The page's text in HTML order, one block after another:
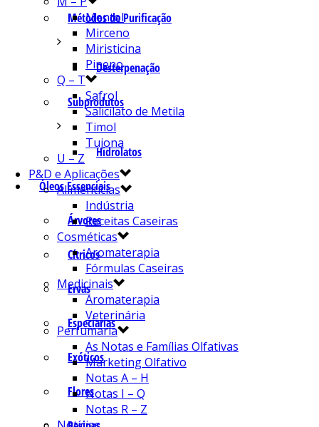
Métodos de Purificação
Desterpenação
Subprodutos
Hidrolatos
Óleos Essenciais
Árvores
Cítricos
Ervas
Especiarias
Exóticos
Flores
Mentol
Mirceno
Miristicina
Pineno
Q – T
Safrol
Salicilato de Metila
Timol
Tujona
U – Z
P&D e Aplicações
Alimentícias
Indústria
Receitas Caseiras
Cosméticas
Aromaterapia
Fórmulas Caseiras
Medicinais
Aromaterapia
Veterinária
Perfumaria
As Notas e Famílias Olfativas
Marketing Olfativo
Notas A – H
Notas I – Q
Notas R – Z